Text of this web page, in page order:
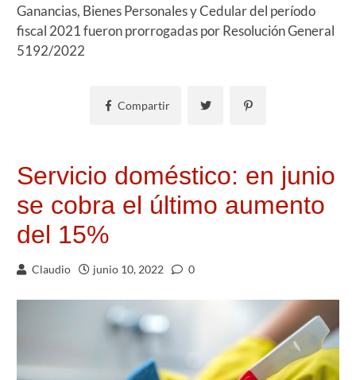
Ganancias, Bienes Personales y Cedular del período
fiscal 2021 fueron prorrogadas por Resolución General
5192/2022
Compartir
Servicio doméstico: en junio
se cobra el último aumento
del 15%
Claudio junio 10, 2022 0